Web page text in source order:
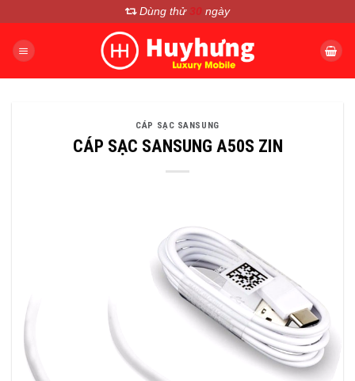
nội
Dùng thử 30 ngày
CÁP SẠC SANSUNG
CÁP SẠC SANSUNG A50S ZIN